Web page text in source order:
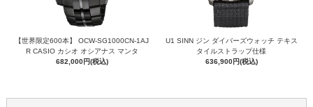
【世界限定600本】 OCW-SG1000CN-1AJ
R CASIO カシオ オシアナス マンタ
682,000円(税込)
U1 SINN ジン ダイバーズウォッチ テキス
タイルストラップ仕様
636,900円(税込)